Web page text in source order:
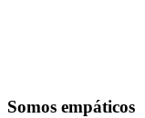
Somos empáticos